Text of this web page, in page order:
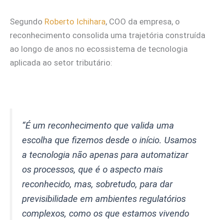
Segundo Roberto Ichihara, COO da empresa, o
reconhecimento consolida uma trajetória construída
ao longo de anos no ecossistema de tecnologia
aplicada ao setor tributário:
“É um reconhecimento que valida uma
escolha que fizemos desde o início. Usamos
a tecnologia não apenas para automatizar
os processos, que é o aspecto mais
reconhecido, mas, sobretudo, para dar
previsibilidade em ambientes regulatórios
complexos, como os que estamos vivendo